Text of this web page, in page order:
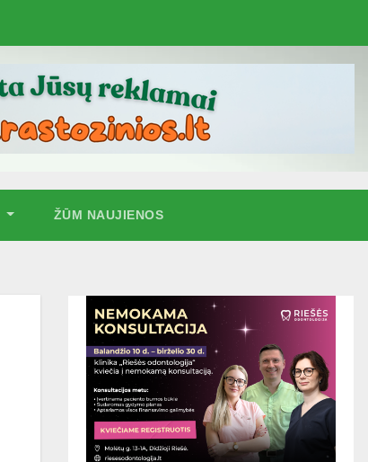
ŽŪM NAUJIENOS